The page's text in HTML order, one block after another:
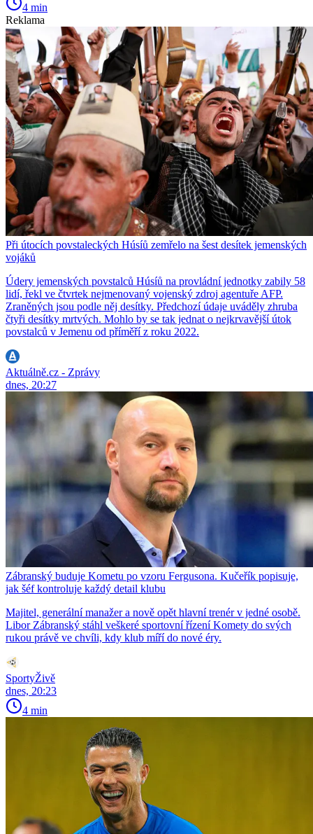
4 min
Reklama
Při útocích povstaleckých Húsíů zemřelo na šest desítek jemenských
vojáků
Údery jemenských povstalců Húsíů na provládní jednotky zabily 58
lidí, řekl ve čtvrtek nejmenovaný vojenský zdroj agentuře AFP.
Zraněných jsou podle něj desítky. Předchozí údaje uváděly zhruba
čtyři desítky mrtvých. Mohlo by se tak jednat o nejkrvavější útok
povstalců v Jemenu od příměří z roku 2022.
Aktuálně.cz - Zprávy
dnes, 20:27
Zábranský buduje Kometu po vzoru Fergusona. Kučeřík popisuje,
jak šéf kontroluje každý detail klubu
Majitel, generální manažer a nově opět hlavní trenér v jedné osobě.
Libor Zábranský stáhl veškeré sportovní řízení Komety do svých
rukou právě ve chvíli, kdy klub míří do nové éry.
SportyŽivě
dnes, 20:23
4 min